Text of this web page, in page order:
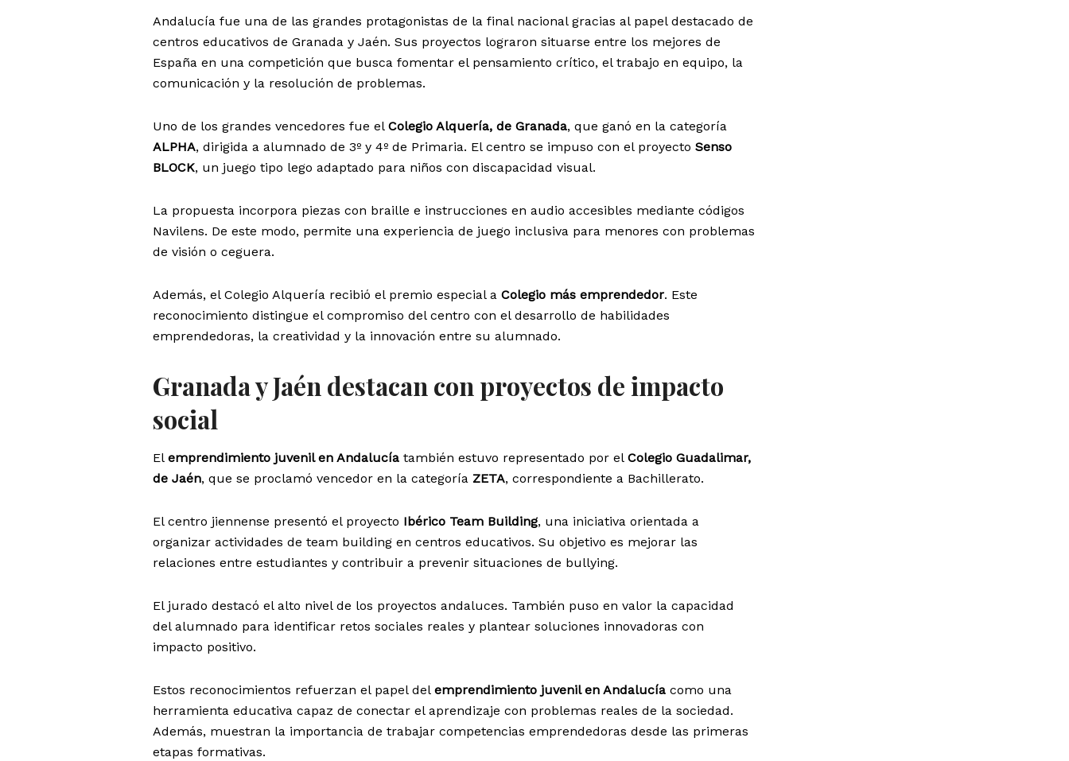
Andalucía fue una de las grandes protagonistas de la final nacional gracias al papel destacado de
centros educativos de Granada y Jaén. Sus proyectos lograron situarse entre los mejores de
España en una competición que busca fomentar el pensamiento crítico, el trabajo en equipo, la
comunicación y la resolución de problemas.
Uno de los grandes vencedores fue el Colegio Alquería, de Granada, que ganó en la categoría
ALPHA, dirigida a alumnado de 3º y 4º de Primaria. El centro se impuso con el proyecto Senso
BLOCK, un juego tipo lego adaptado para niños con discapacidad visual.
La propuesta incorpora piezas con braille e instrucciones en audio accesibles mediante códigos
Navilens. De este modo, permite una experiencia de juego inclusiva para menores con problemas
de visión o ceguera.
Además, el Colegio Alquería recibió el premio especial a Colegio más emprendedor. Este
reconocimiento distingue el compromiso del centro con el desarrollo de habilidades
emprendedoras, la creatividad y la innovación entre su alumnado.
Granada y Jaén destacan con proyectos de impacto
social
El emprendimiento juvenil en Andalucía también estuvo representado por el Colegio Guadalimar,
de Jaén, que se proclamó vencedor en la categoría ZETA, correspondiente a Bachillerato.
El centro jiennense presentó el proyecto Ibérico Team Building, una iniciativa orientada a
organizar actividades de team building en centros educativos. Su objetivo es mejorar las
relaciones entre estudiantes y contribuir a prevenir situaciones de bullying.
El jurado destacó el alto nivel de los proyectos andaluces. También puso en valor la capacidad
del alumnado para identificar retos sociales reales y plantear soluciones innovadoras con
impacto positivo.
Estos reconocimientos refuerzan el papel del emprendimiento juvenil en Andalucía como una
herramienta educativa capaz de conectar el aprendizaje con problemas reales de la sociedad.
Además, muestran la importancia de trabajar competencias emprendedoras desde las primeras
etapas formativas.